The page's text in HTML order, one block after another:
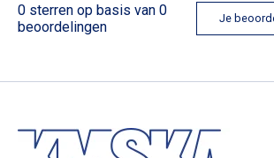
0 sterren op basis van 0
beoordelingen
Je